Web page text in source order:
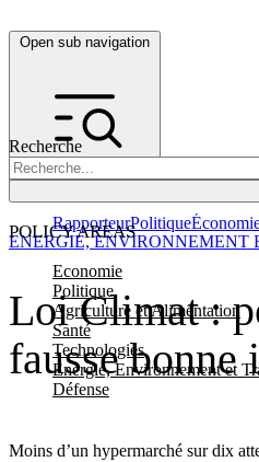
Open sub navigation
Recherche
POLICY AREAS
Economie
Politique
Agriculture et Alimentation
Santé
Technologies
Energie, Environnement et
Défense
RapporteurPolitique
Loi Climat :
fausse bonne
Moins d’un hypermarché sur dix
ENERGIE, ENVIRONNEMENT